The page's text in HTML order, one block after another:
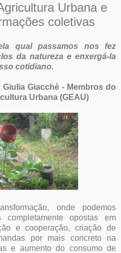
Urbana e
coletivas
qual passamos nos fez
da natureza e enxergá-la
cotidiano.
Giacchè - Membros do
Urbana (GEAU)
onde podemos
opostas em
e cooperação, criação de
por mais concreto na
e aumento do consumo de